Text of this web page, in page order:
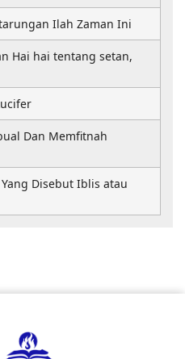
Ilah Zaman Ini
Hai hai tentang setan,
Dan Memfitnah
Disebut Iblis atau